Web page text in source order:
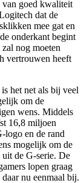
van goed kwaliteit
dat de
mee gat en
onderkant begint
nog moeten
vertrouwen heeft
het net als bij veel
om de
wens. Middels
16,8 miljoen
logo en de rand
mogelijk om de
uit de G-serie. De
lopen graag
nu eenmaal bij.